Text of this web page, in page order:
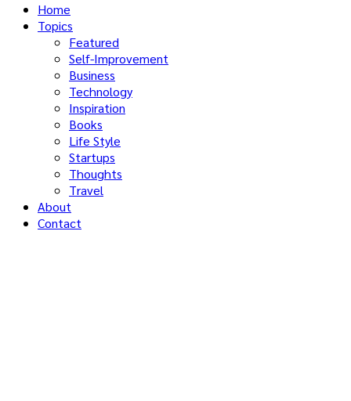
Home
Topics
Featured
Self-Improvement
Business
Technology
Inspiration
Books
Life Style
Startups
Thoughts
Travel
About
Contact